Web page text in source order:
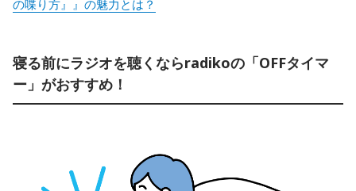
の喋り方』』の魅力とは？
寝る前にラジオを聴くならradikoの「OFFタイマ
ー」がおすすめ！